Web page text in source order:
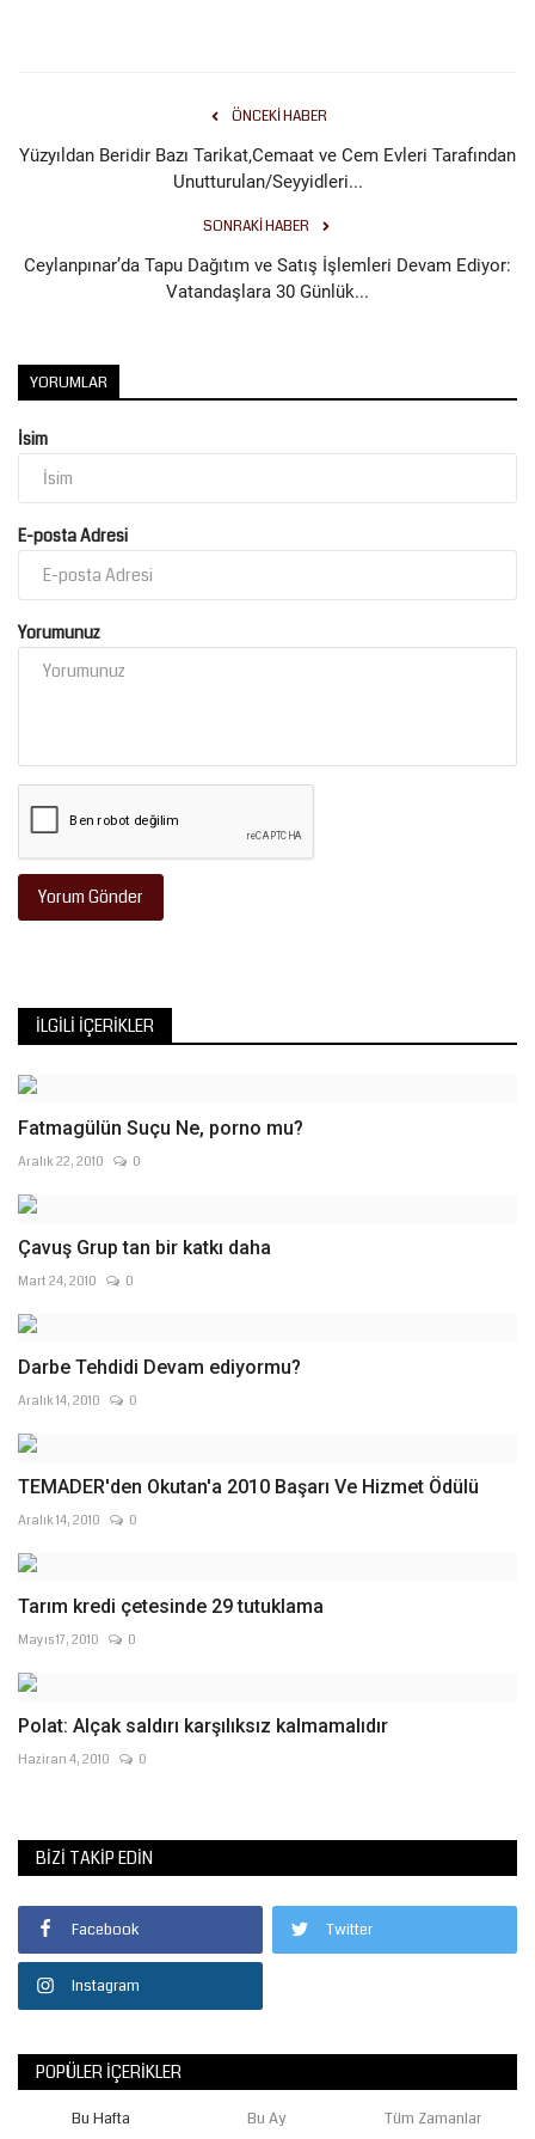
ÖNCEKI HABER
Yüzyıldan Beridir Bazı Tarikat,Cemaat ve Cem Evleri Tarafından
Unutturulan/Seyyidleri...
SONRAKI HABER
Ceylanpınar’da Tapu Dağıtım ve Satış İşlemleri Devam Ediyor:
Vatandaşlara 30 Günlük...
YORUMLAR
İsim
E-posta Adresi
Yorumunuz
Yorum Gönder
İLGILI İÇERIKLER
Fatmagülün Suçu Ne, porno mu?
Aralık 22, 2010 0
Çavuş Grup tan bir katkı daha
Mart 24, 2010 0
Darbe Tehdidi Devam ediyormu?
Aralık 14, 2010 0
TEMADER'den Okutan'a 2010 Başarı Ve Hizmet Ödülü
Aralık 14, 2010 0
Tarım kredi çetesinde 29 tutuklama
Mayıs 17, 2010 0
Polat: Alçak saldırı karşılıksız kalmamalıdır
Haziran 4, 2010 0
BIZI TAKIP EDIN
Facebook Twitter
Instagram
POPÜLER İÇERIKLER
Bu Hafta Bu Ay Tüm Zamanlar